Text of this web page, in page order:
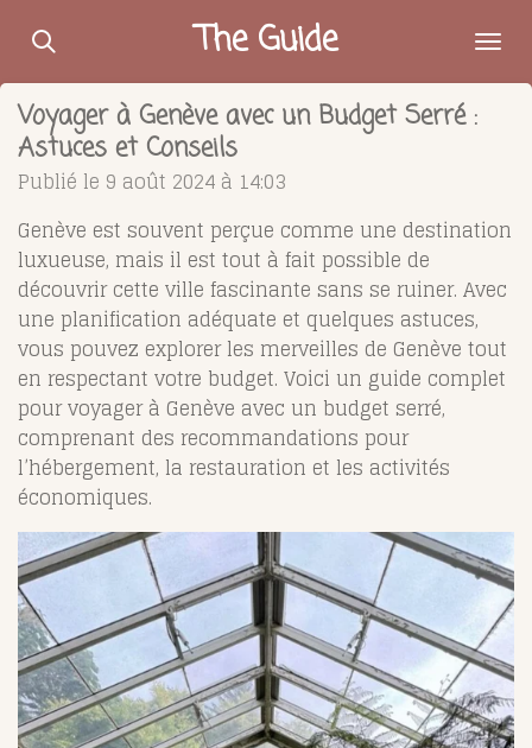
Passer
contenu
principal
The Guide
Voyager à Genève avec un Budget Serré :
Astuces et Conseils
Publié le 9 août 2024 à 14:03
Genève est souvent perçue comme une destination
luxueuse, mais il est tout à fait possible de
découvrir cette ville fascinante sans se ruiner. Avec
une planification adéquate et quelques astuces,
vous pouvez explorer les merveilles de Genève tout
en respectant votre budget. Voici un guide complet
pour voyager à Genève avec un budget serré,
comprenant des recommandations pour
l’hébergement, la restauration et les activités
économiques.